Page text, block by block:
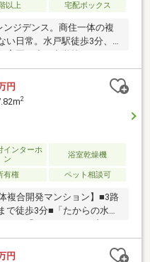
以上 宅配ボックス
ジデンス。商住一体の複
い日常。水戸駅徒歩3分、3
園・小学校が徒歩圏に。
らこそ実現する多彩な共有
・シュミレーションゴル
スタジオ（カラオケ・シア
るマルチスペース）・コワ
スペース売主様居住中とな
すので内見希望・詳細資料
わせください。
円
2
インターホ
ン
浴室乾燥機
有権 ペット相談可
複合開発マンション】■3路
で徒歩3分■「たからの水」
できるディスポーザー■洋
ークインクローゼット、玄
円